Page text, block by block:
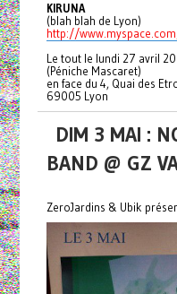
KIRUNA
(blah blah de Lyon)
http://
Le tout le lundi 27 avril
(Péniche Mascaret)
en face du 4, Quai des
69005 Lyon
DIM 3 MAI :
BAND @ GZ
ZeroJardins & Ubik